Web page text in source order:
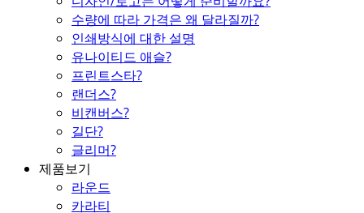
수량에 따라 가격은 왜 달라질까?
인쇄방식에 대한 설명
유나이티드 애슬?
프린트스타?
랜더스?
비캔버스?
길단?
글리머?
제품보기
라운드
카라티